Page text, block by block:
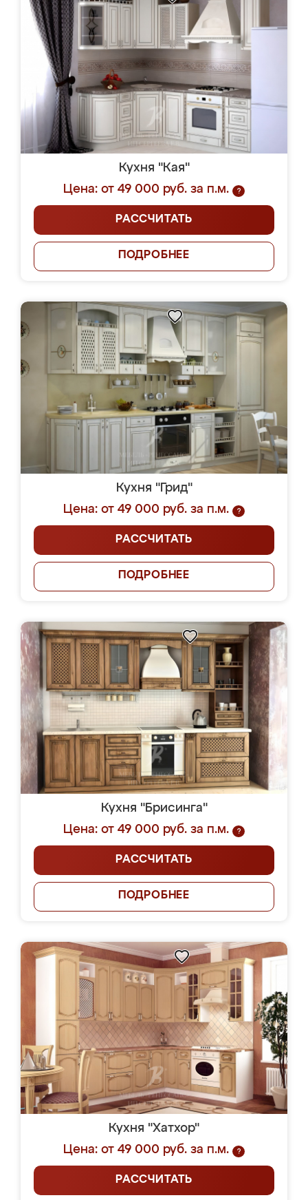
Кухня "Кая"
Цена: от 49 000 руб. за п.м.
?
РАССЧИТАТЬ
ПОДРОБНЕЕ
Кухня "Грид"
Цена: от 49 000 руб. за п.м.
?
РАССЧИТАТЬ
ПОДРОБНЕЕ
Кухня "Брисинга"
Цена: от 49 000 руб. за п.м.
?
РАССЧИТАТЬ
ПОДРОБНЕЕ
Кухня "Хатхор"
Цена: от 49 000 руб. за п.м.
?
РАССЧИТАТЬ